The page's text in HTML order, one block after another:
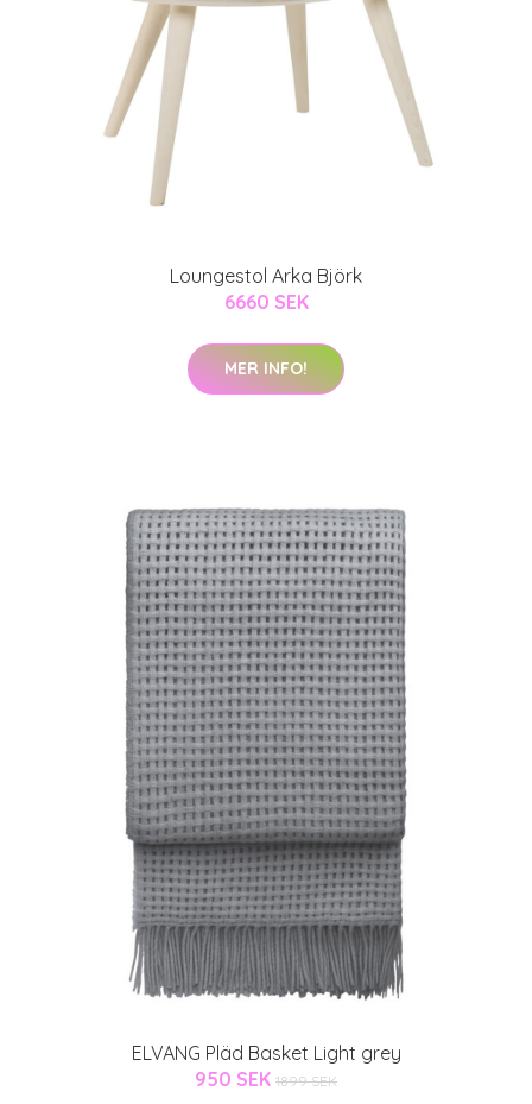
Loungestol Arka Björk
6660 SEK
MER INFO!
ELVANG Pläd Basket Light grey
950 SEK 1899 SEK